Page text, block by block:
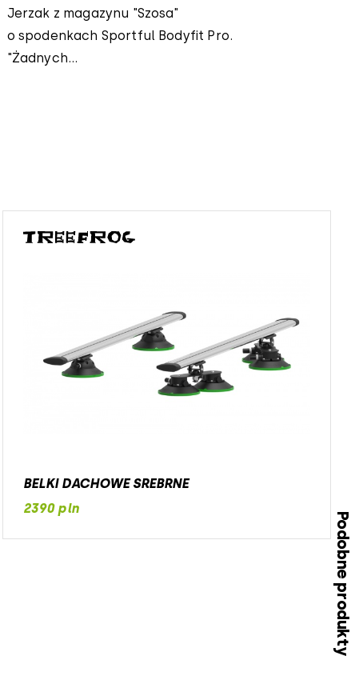
Jerzak z magazynu "Szosa"
o spodenkach Sportful Bodyfit Pro.
"Żadnych...
BELKI DACHOWE SREBRNE
2390 pln